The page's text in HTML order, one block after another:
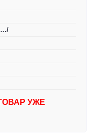
УЖЕ